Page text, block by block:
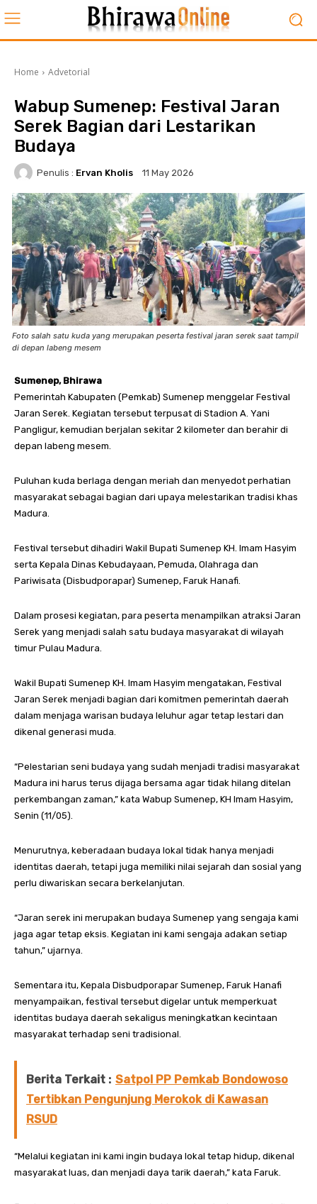
Home Advetorial
Wabup Sumenep: Festival Jaran
Serek Bagian dari Lestarikan
Budaya
Penulis : Ervan Kholis 11 May 2026
Foto salah satu kuda yang merupakan peserta festival jaran serek saat tampil
di depan labeng mesem
Sumenep, Bhirawa
Pemerintah Kabupaten (Pemkab) Sumenep menggelar Festival
Jaran Serek. Kegiatan tersebut terpusat di Stadion A. Yani
Pangligur, kemudian berjalan sekitar 2 kilometer dan berahir di
depan labeng mesem.
Puluhan kuda berlaga dengan meriah dan menyedot perhatian
masyarakat sebagai bagian dari upaya melestarikan tradisi khas
Madura.
Festival tersebut dihadiri Wakil Bupati Sumenep KH. Imam Hasyim
serta Kepala Dinas Kebudayaan, Pemuda, Olahraga dan
Pariwisata (Disbudporapar) Sumenep, Faruk Hanafi.
Dalam prosesi kegiatan, para peserta menampilkan atraksi Jaran
Serek yang menjadi salah satu budaya masyarakat di wilayah
timur Pulau Madura.
Wakil Bupati Sumenep KH. Imam Hasyim mengatakan, Festival
Jaran Serek menjadi bagian dari komitmen pemerintah daerah
dalam menjaga warisan budaya leluhur agar tetap lestari dan
dikenal generasi muda.
“Pelestarian seni budaya yang sudah menjadi tradisi masyarakat
Madura ini harus terus dijaga bersama agar tidak hilang ditelan
perkembangan zaman,” kata Wabup Sumenep, KH Imam Hasyim,
Senin (11/05).
Menurutnya, keberadaan budaya lokal tidak hanya menjadi
identitas daerah, tetapi juga memiliki nilai sejarah dan sosial yang
perlu diwariskan secara berkelanjutan.
“Jaran serek ini merupakan budaya Sumenep yang sengaja kami
jaga agar tetap eksis. Kegiatan ini kami sengaja adakan setiap
tahun,” ujarnya.
Sementara itu, Kepala Disbudporapar Sumenep, Faruk Hanafi
menyampaikan, festival tersebut digelar untuk memperkuat
identitas budaya daerah sekaligus meningkatkan kecintaan
masyarakat terhadap seni tradisional.
Berita Terkait : Satpol PP Pemkab Bondowoso
Tertibkan Pengunjung Merokok di Kawasan
RSUD
“Melalui kegiatan ini kami ingin budaya lokal tetap hidup, dikenal
masyarakat luas, dan menjadi daya tarik daerah,” kata Faruk.